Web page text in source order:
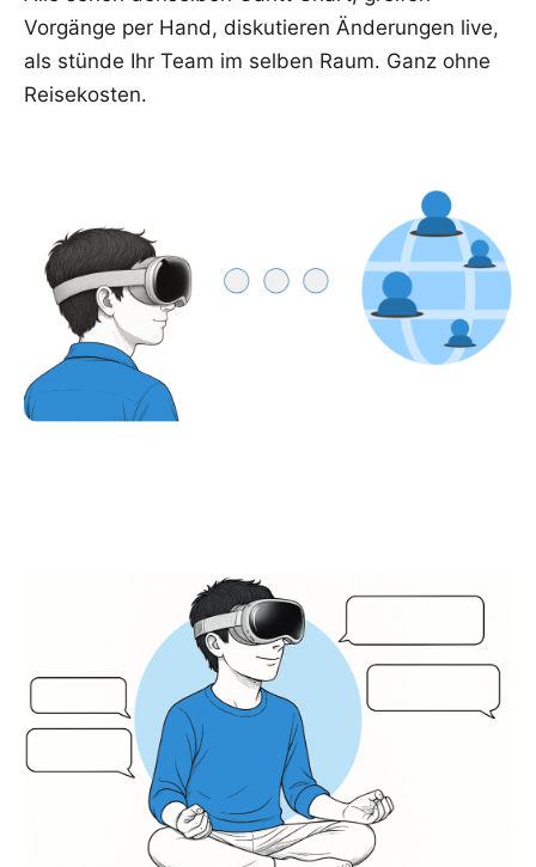
Vorgänge per Hand, diskutieren Änderungen live,
als stünde Ihr Team im selben Raum. Ganz ohne
Reisekosten.